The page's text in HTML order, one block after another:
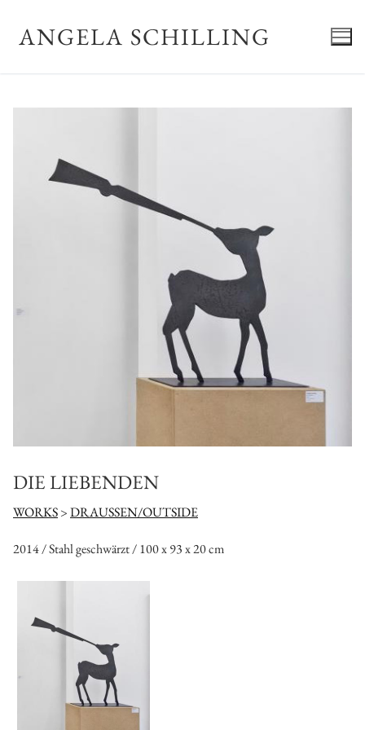
Inhalt
springenANGELA SCHILLING
DIE LIEBENDEN
WORKS>DRAUSSEN/OUTSIDE
2014 / Stahl geschwärzt / 100 x 93 x 20 cm